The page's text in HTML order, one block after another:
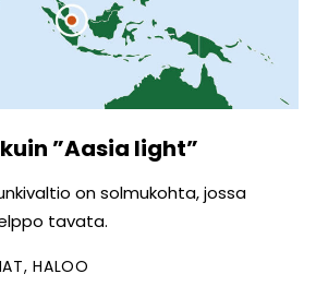
”Aasia light”
on solmukohta, jossa
tavata.
HALOO